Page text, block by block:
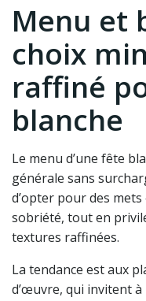
Menu et
choix
raffiné
blanche
Le menu d’une fête
générale sans
d’opter pour des
sobriété, tout en
textures raffinées.
La tendance est aux
d’œuvre, qui invitent